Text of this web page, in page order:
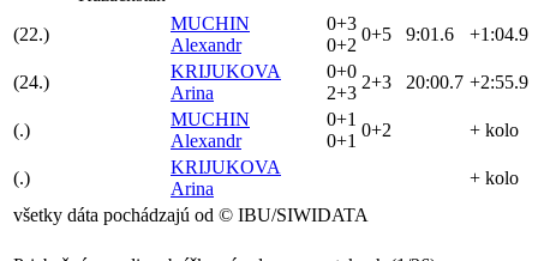
(22.)
MUCHIN
Alexandr
0+3
0+2
0+5 9:01.6 +1:04.9
(24.)
KRIJUKOVA
Arina
0+0
2+3
2+3 20:00.7 +2:55.9
(.)
MUCHIN
Alexandr
0+1
0+1
0+2 + kolo
(.)
KRIJUKOVA
Arina
+ kolo
všetky dáta pochádzajú od © IBU/SIWIDATA